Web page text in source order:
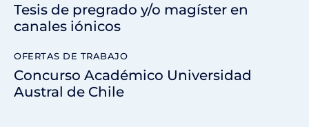
Tesis de pregrado y/o magíster en
canales iónicos
OFERTAS DE TRABAJO
Concurso Académico Universidad
Austral de Chile